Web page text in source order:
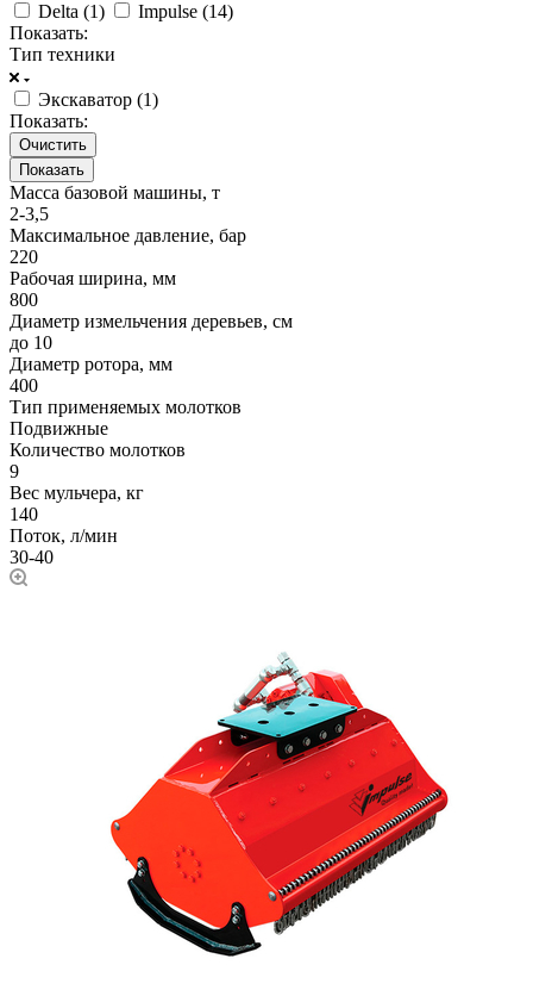
Delta (1) Impulse (14)
Показать:
Тип техники
Экскаватор (1)
Показать:
Очистить
Масса базовой машины, т
2-3,5
Максимальное давление, бар
220
Рабочая ширина, мм
800
Диаметр измельчения деревьев, см
до 10
Диаметр ротора, мм
400
Тип применяемых молотков
Подвижные
Количество молотков
9
Вес мульчера, кг
140
Поток, л/мин
30-40